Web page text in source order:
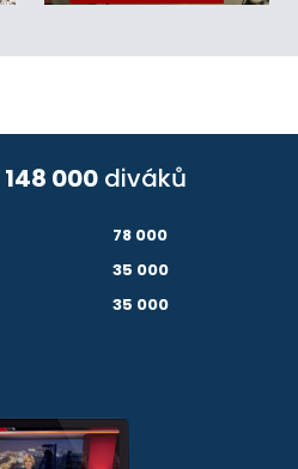
148 000 diváků
78 000
35 000
35 000